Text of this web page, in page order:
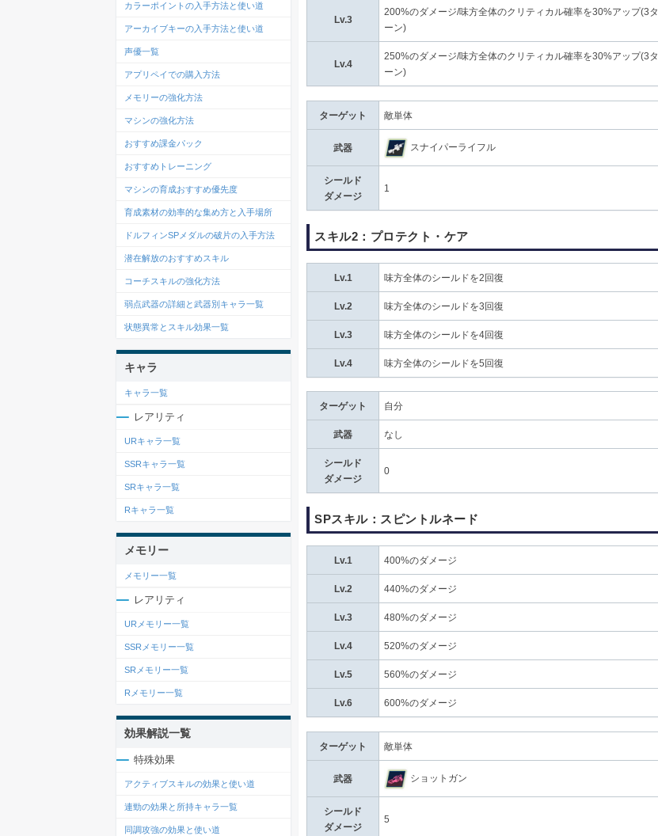
Lv.3
200%のダメージ/味方全体のクリティカル確率を30%アップ(3タ
ーン)
Lv.4
250%のダメージ/味方全体のクリティカル確率を30%アップ(3タ
ーン)
ターゲット 敵単体
武器 スナイパーライフル
シールド
ダメージ
1
スキル2：プロテクト・ケア
Lv.1 味方全体のシールドを2回復
Lv.2 味方全体のシールドを3回復
Lv.3 味方全体のシールドを4回復
Lv.4 味方全体のシールドを5回復
ターゲット 自分
武器 なし
シールド
ダメージ
0
SPスキル：スピントルネード
Lv.1 400%のダメージ
Lv.2 440%のダメージ
Lv.3 480%のダメージ
Lv.4 520%のダメージ
Lv.5 560%のダメージ
Lv.6 600%のダメージ
ターゲット 敵単体
武器 ショットガン
シールド
ダメージ
5
カラーポイントの入手方法と使い道
アーカイブキーの入手方法と使い道
声優一覧
アプリペイでの購入方法
メモリーの強化方法
マシンの強化方法
おすすめ課金パック
おすすめトレーニング
マシンの育成おすすめ優先度
育成素材の効率的な集め方と入手場所
ドルフィンSPメダルの破片の入手方法
潜在解放のおすすめスキル
コーチスキルの強化方法
弱点武器の詳細と武器別キャラ一覧
状態異常とスキル効果一覧
キャラ
キャラ一覧
レアリティ
URキャラ一覧
SSRキャラ一覧
SRキャラ一覧
Rキャラ一覧
メモリー
メモリー一覧
レアリティ
URメモリー一覧
SSRメモリー一覧
SRメモリー一覧
Rメモリー一覧
効果解説一覧
特殊効果
アクティブスキルの効果と使い道
連勁の効果と所持キャラ一覧
同調攻強の効果と使い道